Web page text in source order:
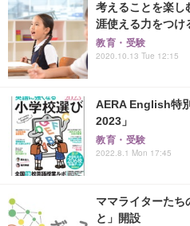
考えることを楽
涯使える力をつけ
教育・受験
2020.10.13 Tue 12:15
AERA English特
2023」
教育・受験
2022.8.1 Mon 17:45
ママライターたち
と」開設